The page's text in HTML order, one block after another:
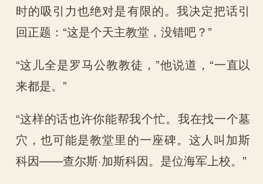
时的吸引力也绝对是有限的。我决定把话引
回正题：“这是个天主教堂，没错吧？”
“这儿全是罗马公教教徒，”他说道，“一直以
来都是。”
“这样的话也许你能帮我个忙。我在找一个墓
穴，也可能是教堂里的一座碑。这人叫加斯
科因——查尔斯·加斯科因。是位海军上校。”